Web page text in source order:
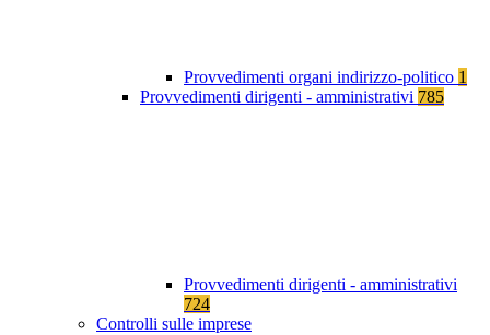
Provvedimenti organi indirizzo-politico 1
Provvedimenti dirigenti - amministrativi 785
Provvedimenti dirigenti - amministrativi
724
Controlli sulle imprese